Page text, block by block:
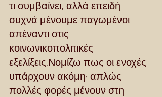
τι συμβαίνει, αλλά επειδή
συχνά μένουμε παγωμένοι
απέναντι στις
κοινωνικοπολιτικές
εξελίξεις.Νομίζω πως οι ενοχές
υπάρχουν ακόμη· απλώς
πολλές φορές μένουν στη